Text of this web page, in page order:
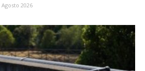
Agosto 2026